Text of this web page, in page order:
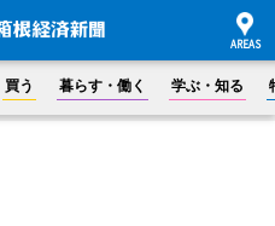
買う 暮らす・働く 学ぶ・知る